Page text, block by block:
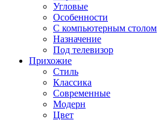
Угловые
Особенности
С компьютерным столом
Назначение
Под телевизор
Прихожие
Стиль
Классика
Современные
Модерн
Цвет